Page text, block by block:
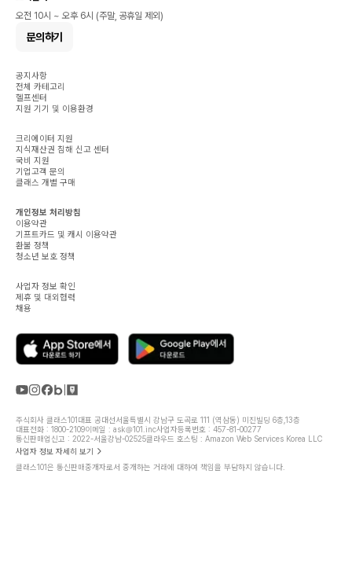
오전 10시 ~ 오후 6시 (주말, 공휴일 제외)
문의하기
공지사항
전체 카테고리
헬프센터
지원 기기 및 이용환경
크리에이터 지원
지식재산권 침해 신고 센터
국비 지원
기업고객 문의
클래스 개별 구매
개인정보 처리방침
이용약관
기프트카드 및 캐시 이용약관
환불 정책
청소년 보호 정책
사업자 정보 확인
제휴 및 대외협력
채용
주식회사 클래스101 대표 공대선서울특별시 강남구 도곡로 111 (역삼동) 미진빌딩 6층,13층
대표전화 : 1800-2109이메일 : ask@101.inc사업자등록번호 : 457-81-00277
통신판매업신고 : 2022-서울강남-02525클라우드 호스팅 : Amazon Web Services Korea LLC
사업자 정보 자세히 보기
클래스101은 통신판매중개자로서 중개하는 거래에 대하여 책임을 부담하지 않습니다.